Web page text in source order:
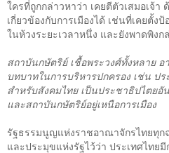
ใครที่ถูกกล่าวหาว่า เคยตีตัวเสมอเจ้
เกี่ยวข้องกับการเมืองได้ เช่นที่เคยตั้
ในห้วงระยะเวลาหนึ่ง และยังพาดพิงก
สถาบันกษัตริย์ เชื้อพระวงศ์ทั้งหลาย อ
บทบาทในการบริหารปกครอง เช่น ป
สำหรับสังคมไทย เป็นประชาธิปไตย
และสถาบันกษัตริย์อยู่เหนือการเมือง
รัฐธรรมนูญแห่งราชอาณาจักรไทยทุก
และประมุขแห่งรัฐไว้ว่า ประเทศไทย